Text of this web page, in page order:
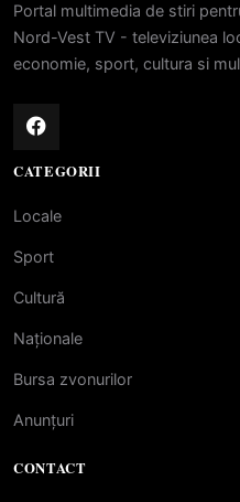
Portal multimedia de stiri
Nord-Vest TV - televiziunea
economie, sport, cultura si
CATEGORII
Locale
Sport
Cultură
Naționale
Bursa zvonurilor
Anunțuri
CONTACT